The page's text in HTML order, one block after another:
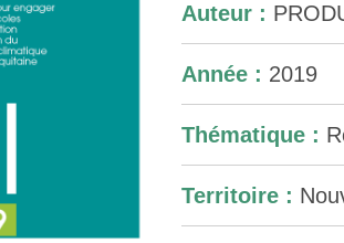
Auteur :
Année : 2019
Thématique :
Territoire :